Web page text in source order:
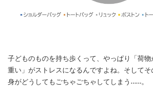
子どものものを持ち歩くって、やっぱり「荷
重い」がストレスになるんですよね。そしてそ
身がどうしてもごちゃごちゃしてしまう……。